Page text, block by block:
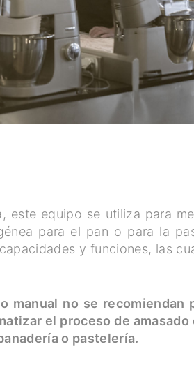
este equipo se utiliza para
para el pan o para la
y funciones, las
manual no se recomiendan
el proceso de
o pastelería.